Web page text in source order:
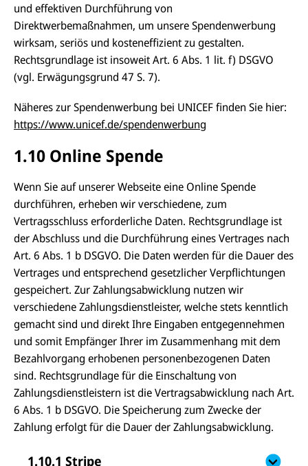
und effektiven Durchführung von
Direktwerbemaßnahmen, um unsere Spendenwerbung
wirksam, seriös und kosteneffizient zu gestalten.
Rechtsgrundlage ist insoweit Art. 6 Abs. 1 lit. f) DSGVO
(vgl. Erwägungsgrund 47 S. 7).
Näheres zur Spendenwerbung bei UNICEF finden Sie hier:
https://www.unicef.de/spendenwerbung
1.10 Online Spende
Wenn Sie auf unserer Webseite eine Online Spende
durchführen, erheben wir verschiedene, zum
Vertragsschluss erforderliche Daten. Rechtsgrundlage ist
der Abschluss und die Durchführung eines Vertrages nach
Art. 6 Abs. 1 b DSGVO. Die Daten werden für die Dauer des
Vertrages und entsprechend gesetzlicher Verpflichtungen
gespeichert. Zur Zahlungsabwicklung nutzen wir
verschiedene Zahlungsdienstleister, welche stets kenntlich
gemacht sind und direkt Ihre Eingaben entgegennehmen
und somit Empfänger Ihrer im Zusammenhang mit dem
Bezahlvorgang erhobenen personenbezogenen Daten
sind. Rechtsgrundlage für die Einschaltung von
Zahlungsdienstleistern ist die Vertragsabwicklung nach Art.
6 Abs. 1 b DSGVO. Die Speicherung zum Zwecke der
Zahlung erfolgt für die Dauer der Zahlungsabwicklung.
1.10.1 Stripe